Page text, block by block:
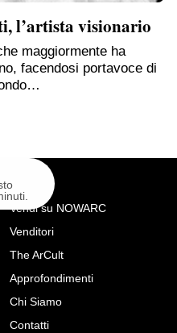
l’artista visionario
maggiormente ha
facendosi portavoce di
Info su
Bolognesi
in noce
Vendi su NOWARC
Venditori
The ArCult
Approfondimenti
Chi Siamo
Contatti